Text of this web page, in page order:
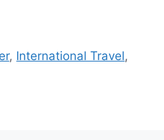
, International Travel,